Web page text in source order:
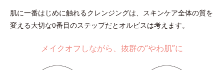
肌に一番はじめに触れるクレンジングは、スキンケア全体の質を
変える大切な0番目のステップだとオルビスは考えます。
メイクオフしながら、抜群の“やわ肌”に